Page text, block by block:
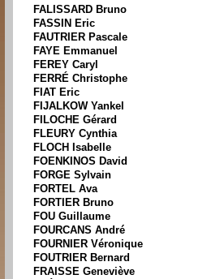
FALISSARD Bruno
FASSIN Eric
FAUTRIER Pascale
FAYE Emmanuel
FEREY Caryl
FERRÉ Christophe
FIAT Eric
FIJALKOW Yankel
FILOCHE Gérard
FLEURY Cynthia
FLOCH Isabelle
FOENKINOS David
FORGE Sylvain
FORTEL Ava
FORTIER Bruno
FOU Guillaume
FOURCANS André
FOURNIER Véronique
FOUTRIER Bernard
FRAISSE Geneviève